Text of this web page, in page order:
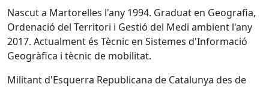
Nascut a Martorelles l'any 1994. Graduat en Geografia,
Ordenació del Territori i Gestió del Medi ambient l'any
2017. Actualment és Tècnic en Sistemes d'Informació
Geogràfica i tècnic de mobilitat.
Militant d'Esquerra Republicana de Catalunya des de